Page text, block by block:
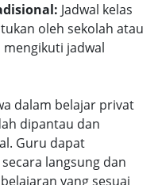
Jadwal kelas
oleh sekolah atau
mengikuti jadwal
dalam belajar privat
dipantau dan
Guru dapat
langsung dan
yang sesuai